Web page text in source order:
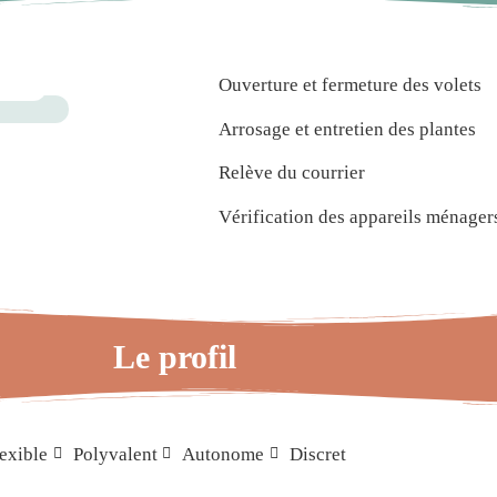
Ouverture et fermeture des volets
Arrosage et entretien des plantes
Relève du courrier
Vérification des appareils
Le profil
Polyvalent Autonome Discret